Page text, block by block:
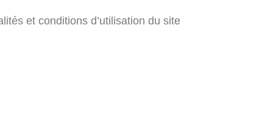
et conditions d’utilisation du site